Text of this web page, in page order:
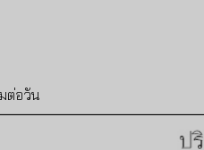
ต่อวัน